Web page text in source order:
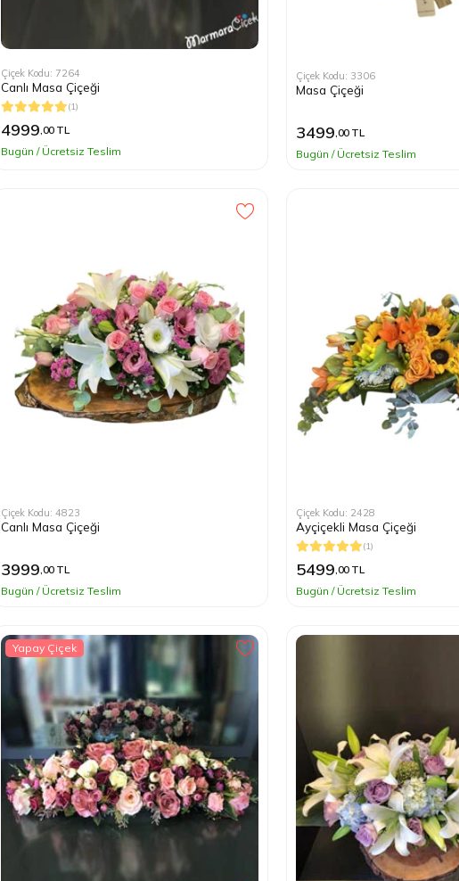
Çiçek Kodu: 7264
Canlı Masa Çiçeği
(1)
4999,00 TL
Bugün / Ücretsiz Teslim
Çiçek Kodu: 3306
Masa Çiçeği
3499 ,00 TL
Bugün / Ücretsiz Teslim
Çiçek Kodu: 4823
Canlı Masa Çiçeği
3999 ,00 TL
Bugün / Ücretsiz Teslim
Çiçek Kodu: 2428
Ayçiçekli Masa Çiçeği
(1)
5499 ,00 TL
Bugün / Ücretsiz Teslim
Yapay Çiçek